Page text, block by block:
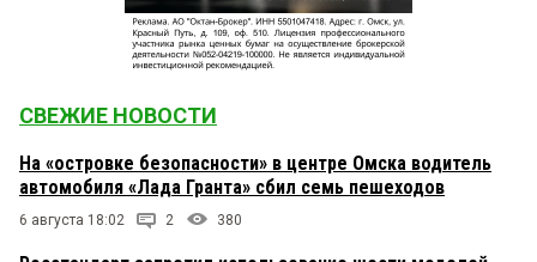
СВЕЖИЕ НОВОСТИ
На «островке безопасности» в центре Омска водитель
автомобиля «Лада Гранта» сбил семь пешеходов
6 августа 18:02 2 380